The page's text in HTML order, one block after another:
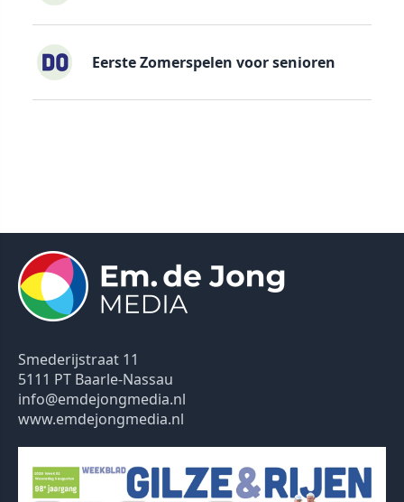
Eerste Zomerspelen voor senioren
Smederijstraat 11
5111 PT Baarle-Nassau
info@emdejongmedia.nl
www.emdejongmedia.nl